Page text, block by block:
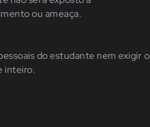
ou ameaça.
do estudante nem exigir o
inteiro.